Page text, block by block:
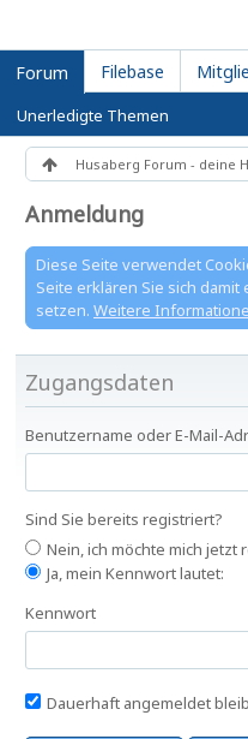
Forum Filebase
Unerledigte Themen
Husaberg Forum - deine
Anmeldung
Diese Seite verwendet
Seite erklären Sie sich
setzen. Weitere
Zugangsdaten
Benutzername oder E-Mail-
Sind Sie bereits registriert?
Nein, ich möchte mich jetzt
Ja, mein Kennwort lautet:
Kennwort
Dauerhaft angemeldet